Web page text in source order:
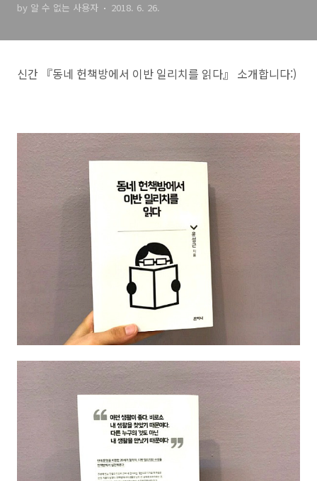
by 알 수 없는 사용자 2018. 6. 26.
신간 『동네 헌책방에서 이반 일리치를 읽다』 소개합니다:)